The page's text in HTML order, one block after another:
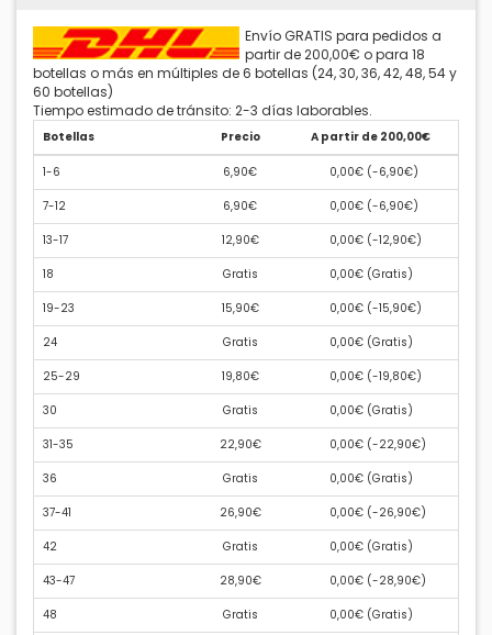
Envío GRATIS para pedidos a
partir de 200,00€ o para 18
botellas o más en múltiples de 6 botellas (24, 30, 36, 42, 48, 54 y
60 botellas)
Tiempo estimado de tránsito: 2-3 días laborables.
Botellas Precio A partir de 200,00€
1-6 6,90€ 0,00€ (-6,90€)
7-12 6,90€ 0,00€ (-6,90€)
13-17 12,90€ 0,00€ (-12,90€)
18 Gratis 0,00€ (Gratis)
19-23 15,90€ 0,00€ (-15,90€)
24 Gratis 0,00€ (Gratis)
25-29 19,80€ 0,00€ (-19,80€)
30 Gratis 0,00€ (Gratis)
31-35 22,90€ 0,00€ (-22,90€)
36 Gratis 0,00€ (Gratis)
37-41 26,90€ 0,00€ (-26,90€)
42 Gratis 0,00€ (Gratis)
43-47 28,90€ 0,00€ (-28,90€)
48 Gratis 0,00€ (Gratis)